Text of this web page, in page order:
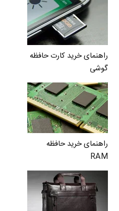
راهنمای خرید کارت حافظه
گوشی
راهنمای خرید حافظه
RAM